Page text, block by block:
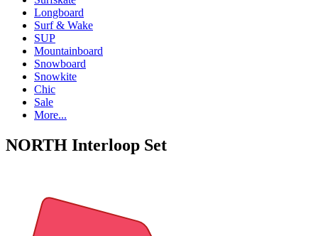
Longboard
Surf & Wake
SUP
Mountainboard
Snowboard
Snowkite
Chic
Sale
More...
NORTH Interloop Set